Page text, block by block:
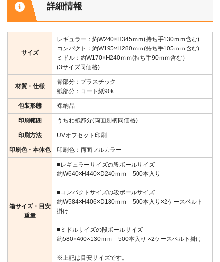
詳細情報
サイズ
レギュラー：約W240×H345ｍｍ(持ち手130ｍｍ含む)
コンパクト：約W195×H280ｍｍ(持ち手105ｍｍ含む)
ミドル：約W170×H240ｍｍ(持ち手90ｍｍ含む）
(3サイズ同価格)
材質・仕様
骨部分：プラスチック
紙部分：コート紙90k
包装形態 裸納品
印刷範囲 うちわ紙部分(両面別柄同価格)
印刷方法 UVオフセット印刷
印刷色・本体色 印刷色：両面フルカラー
箱サイズ・目安
重量
■レギュラーサイズの段ボールサイズ
約W640×H440×D240ｍｍ 500本入り
■コンパクトサイズの段ボールサイズ
約W584×H406×D180ｍｍ 500本入り×2ケースベルト
掛け
■ミドルサイズの段ボールサイズ
約580×400×130ｍｍ 500本入り ×2ケースベルト掛け
※上記は目安サイズです。